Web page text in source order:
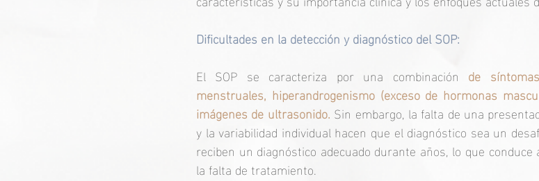
Dificultades en la detección y diagnóstico del SOP:
El SOP se caracteriza por una combinación de
menstruales, hiperandrogenismo (exceso de hormonas
imágenes de ultrasonido. Sin embargo, la falta de una
y la variabilidad individual hacen que el diagnóstico sea un
reciben un diagnóstico adecuado durante años, lo que
la falta de tratamiento.